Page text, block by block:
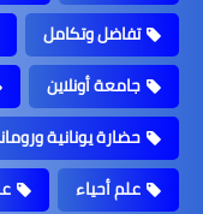
تفاضل وتكامل
جامعة أونلاين
حضارة يونانية
علم أحياء